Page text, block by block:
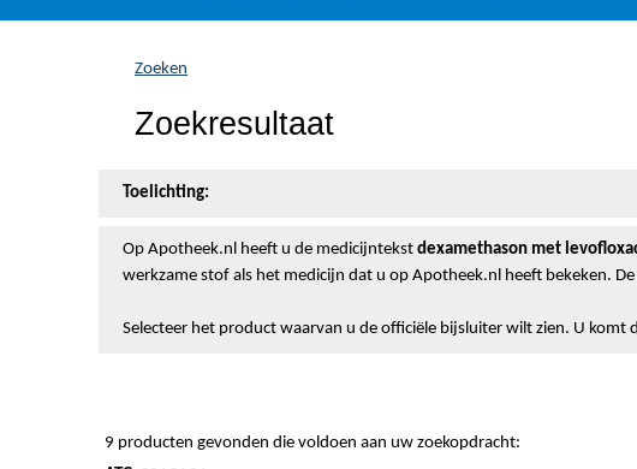
zich
hier:
Zoeken
Zoekresultaat
Toelichting:
Op Apotheek.nl heeft u de medicijntekst dexamethason met
werkzame stof als het medicijn dat u op Apotheek.nl heeft bekeken.
Selecteer het product waarvan u de officiële bijsluiter wilt zien. U
9 producten gevonden die voldoen aan uw zoekopdracht: